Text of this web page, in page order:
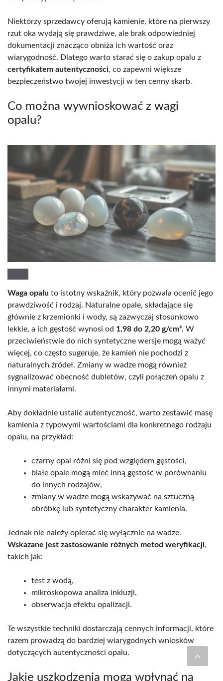
Niektórzy sprzedawcy oferują kamienie, które na pierwszy
rzut oka wydają się prawdziwe, ale brak odpowiedniej
dokumentacji znacząco obniża ich wartość oraz
wiarygodność. Dlatego warto starać się o zakup opalu z
certyfikatem autentyczności, co zapewni większe
bezpieczeństwo twojej inwestycji w ten cenny skarb.
Co można wywnioskować z wagi
opalu?
Waga opalu to istotny wskaźnik, który pozwala ocenić jego
prawdziwość i rodzaj. Naturalne opale, składające się
głównie z krzemionki i wody, są zazwyczaj stosunkowo
lekkie, a ich gęstość wynosi od 1,98 do 2,20 g/cm³. W
przeciwieństwie do nich syntetyczne wersje mogą ważyć
więcej, co często sugeruje, że kamień nie pochodzi z
naturalnych źródeł. Zmiany w wadze mogą również
sygnalizować obecność dubletów, czyli połączeń opalu z
innymi materiałami.
Aby dokładnie ustalić autentyczność, warto zestawić masę
kamienia z typowymi wartościami dla konkretnego rodzaju
opalu, na przykład:
czarny opal różni się pod względem gęstości,
białe opale mogą mieć inną gęstość w porównaniu
do innych rodzajów,
zmiany w wadze mogą wskazywać na sztuczną
obróbkę lub syntetyczny charakter kamienia.
Jednak nie należy opierać się wyłącznie na wadze.
Wskazane jest zastosowanie różnych metod weryfikacji,
takich jak:
test z wodą,
mikroskopowa analiza inkluzji,
obserwacja efektu opalizacji.
Te wszystkie techniki dostarczają cennych informacji, które
razem prowadzą do bardziej wiarygodnych wniosków
dotyczących autentyczności opalu.
Jakie uszkodzenia mogą wpłynąć na